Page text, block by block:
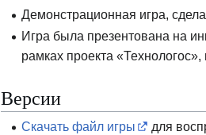
Демонстрационная игра,
Игра была презентована на
рамках проекта
Версии
Скачать файл игры для